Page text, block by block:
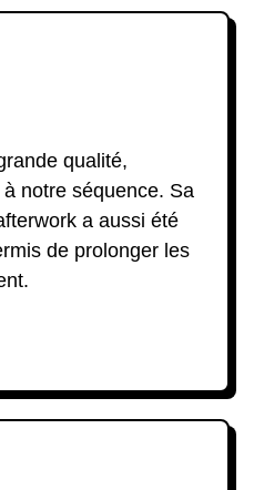
qualité,
notre séquence. Sa
a aussi été
de prolonger les